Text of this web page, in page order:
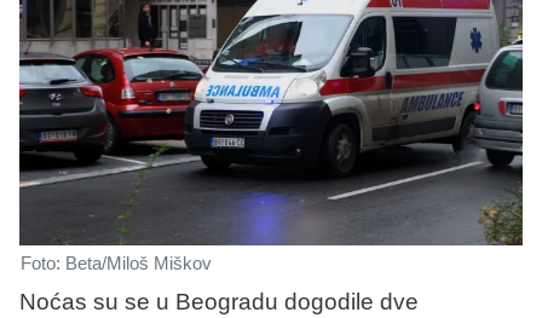
Foto: Beta/Miloš Miškov
Noćas su se u Beogradu dogodile dve